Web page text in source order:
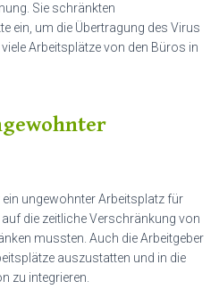
Sie schränkten
ein, um die Übertragung des Virus
Arbeitsplätze von den Büros in
ungewohnter Arbeitsplatz für
die zeitliche Verschränkung von
mussten. Auch die Arbeitgeber
auszustatten und in die
zu integrieren.